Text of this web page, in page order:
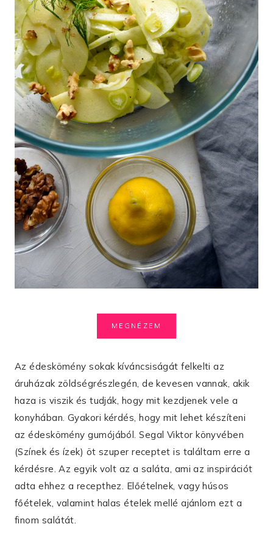
MEGNÉZEM
Az édeskömény sokak kíváncsiságát felkelti az
áruházak zöldségrészlegén, de kevesen vannak, akik
haza is viszik és tudják, hogy mit kezdjenek vele a
konyhában. Gyakori kérdés, hogy mit lehet készíteni
az édeskömény gumójából. Segal Viktor könyvében
(Színek és ízek) öt szuper receptet is találtam erre a
kérdésre. Az egyik volt az a saláta, ami az inspirációt
adta ehhez a recepthez. Előételnek, vagy húsos
főételek, valamint halas ételek mellé ajánlom ezt a
finom salátát.